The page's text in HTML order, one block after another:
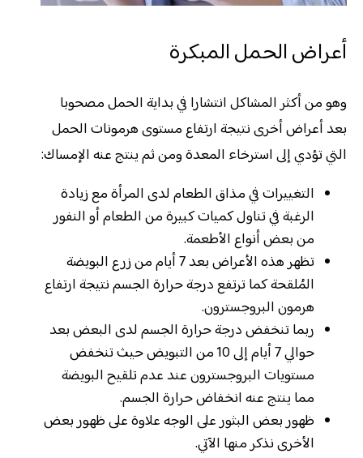
أعراض الحمل المبكرة
وهو من أكثر المشاكل انتشارا في بداية الحمل مصحوبا
بعد أعراض أخرى نتيجة ارتفاع مستوى هرمونات الحمل
التي تؤدي إلى استرخاء المعدة ومن ثم ينتج عنه الإمساك:
التغييرات في مذاق الطعام لدى المرأة مع زيادة
الرغبة في تناول كميات كبيرة من الطعام أو النفور
من بعض أنواع الأطعمة.
تظهر هذه الأعراض بعد 7 أيام من زرع البويضة
المُلقحة كما ترتفع درجة حرارة الجسم نتيجة ارتفاع
هرمون البروجسترون.
ربما تنخفض درجة حرارة الجسم لدى البعض بعد
حوالي 7 أيام إلى 10 من التبويض حيث تنخفض
مستويات البروجسترون عند عدم تلقيح البويضة
مما ينتج عنه انخفاض حرارة الجسم.
ظهور بعض البثور على الوجه علاوة على ظهور بعض
الأخرى نذكر منها الآتي.